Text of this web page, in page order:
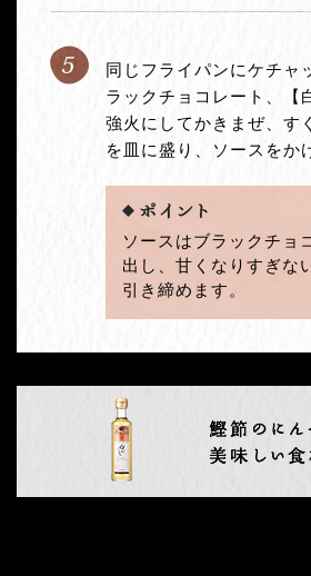
同じフライパンにケチャ
ラックチョコレート、【
強火にしてかきまぜ、す
を皿に盛り、ソースをか
ソースはブラックチョ
出し、甘くなりすぎな
引き締めます。